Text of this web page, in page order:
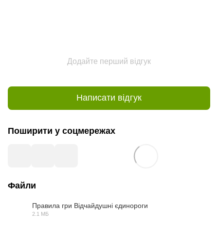
Додайте перший відгук
Написати відгук
Поширити у соцмережах
Файли
Правила гри Відчайдушні єдинороги
2.1 МБ